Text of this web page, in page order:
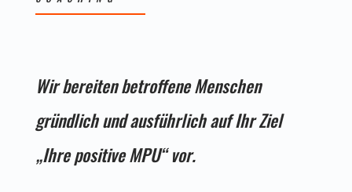
Wir bereiten betroffene Menschen
gründlich und ausführlich auf Ihr Ziel
„Ihre positive MPU“ vor.